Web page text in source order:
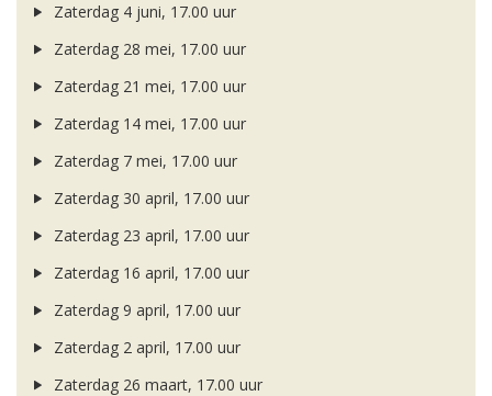
Zaterdag 4 juni, 17.00 uur
Zaterdag 28 mei, 17.00 uur
Zaterdag 21 mei, 17.00 uur
Zaterdag 14 mei, 17.00 uur
Zaterdag 7 mei, 17.00 uur
Zaterdag 30 april, 17.00 uur
Zaterdag 23 april, 17.00 uur
Zaterdag 16 april, 17.00 uur
Zaterdag 9 april, 17.00 uur
Zaterdag 2 april, 17.00 uur
Zaterdag 26 maart, 17.00 uur